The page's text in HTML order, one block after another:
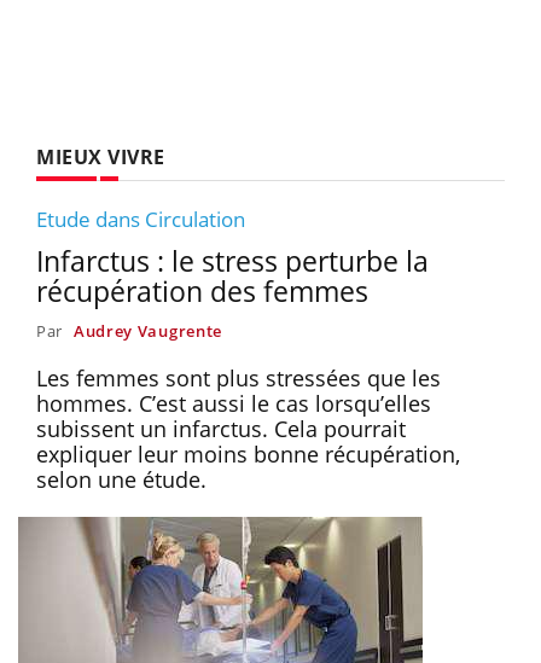
MIEUX VIVRE
Etude dans Circulation
Infarctus : le stress perturbe la
récupération des femmes
Par Audrey Vaugrente
Les femmes sont plus stressées que les
hommes. C’est aussi le cas lorsqu’elles
subissent un infarctus. Cela pourrait
expliquer leur moins bonne récupération,
selon une étude.